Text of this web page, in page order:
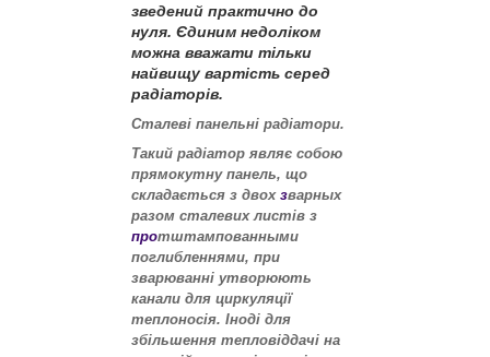
зведений практично до
нуля. Єдиним недоліком
можна вважати тільки
найвищу вартість серед
радіаторів.
Сталеві панельні радіатори.
Такий радіатор являє собою
прямокутну панель, що
складається з двох зварных
разом сталевих листів з
протштампованными
поглибленнями, при
зварюванні утворюють
канали для циркуляції
теплоносія. Іноді для
збільшення тепловіддачі на